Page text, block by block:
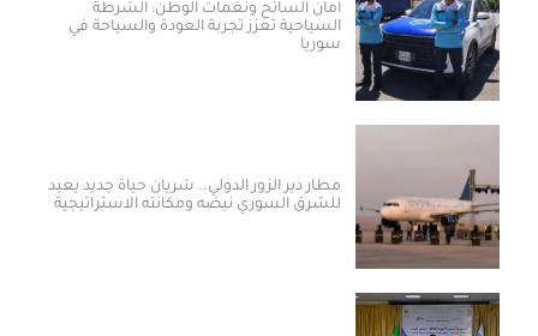
أمان السائح ونغمات الوطن: الشرطة
السياحية تعزز تجربة العودة والسياحة في
مطار دير الزور الدولي.. شريان حياة جديد يعيد
للشرق السوري نبضه ومكانته الاستراتيجية